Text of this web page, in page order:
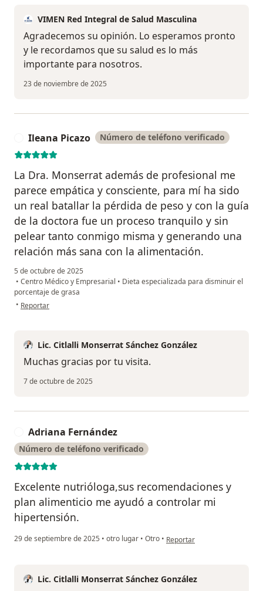
VIMEN Red Integral de Salud Masculina
Agradecemos su opinión. Lo esperamos pronto
y le recordamos que su salud es lo más
importante para nosotros.
23 de noviembre de 2025
Ileana Picazo Número de teléfono verificado
La Dra. Monserrat además de profesional me
parece empática y consciente, para mí ha sido
un real batallar la pérdida de peso y con la guía
de la doctora fue un proceso tranquilo y sin
pelear tanto conmigo misma y generando una
relación más sana con la alimentación.
5 de octubre de 2025
• Centro Médico y Empresarial • Dieta especializada para disminuir el
porcentaje de grasa
• en opinión del usuario Ileana Picazo
Reportar
Lic. Citlalli Monserrat Sánchez González
Muchas gracias por tu visita.
7 de octubre de 2025
Adriana Fernández
Número de teléfono verificado
Excelente nutrióloga,sus recomendaciones y
plan alimenticio me ayudó a controlar mi
hipertensión.
29 de septiembre de 2025 • otro lugar • Otro • en opinión del usuario
Reportar
Lic. Citlalli Monserrat Sánchez González